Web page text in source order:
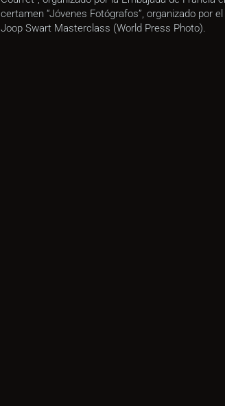
certamen “Jóvenes Fotógrafos”, organizado por
Joop Swart Masterclass (World Press Photo).